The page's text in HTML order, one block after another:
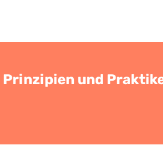
und